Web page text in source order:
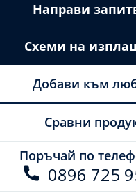
Направи
Схеми на
Добави към
Сравни
Поръчай по
0896 725